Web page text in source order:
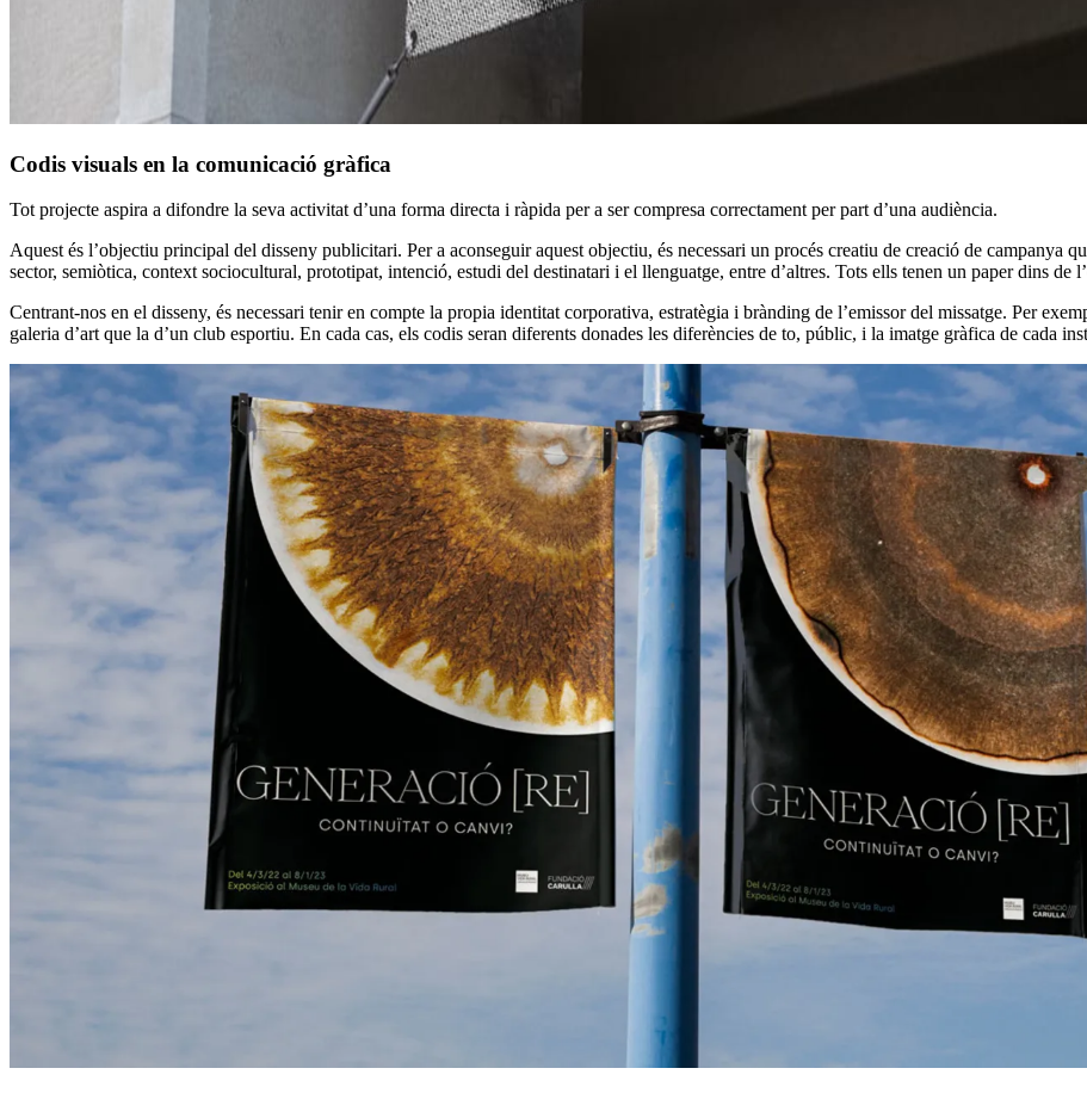
Codis visuals en la comunicació gràfica
Tot projecte aspira a difondre la seva activitat d’una forma directa i ràpida per a ser compresa correctament per part d’una audiència.
Aquest és l’objectiu principal del disseny publicitari. Per a aconseguir aquest objectiu, és necessari un procés creatiu de creació de campanya
sector, semiòtica, context sociocultural, prototipat, intenció, estudi del destinatari i el llenguatge, entre d’altres. Tots ells tenen un paper dins de
Centrant-nos en el disseny, és necessari tenir en compte la propia identitat corporativa, estratègia i brànding de l’emissor del missatge. Per
galeria d’art que la d’un club esportiu. En cada cas, els codis seran diferents donades les diferències de to, públic, i la imatge gràfica de cada